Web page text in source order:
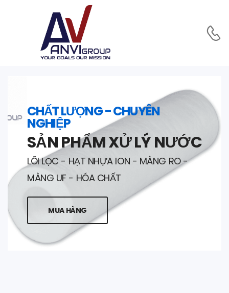
CHẤT LƯỢNG - CHUYÊN
NGHIỆP
SẢN PHẨM XỬ LÝ NƯỚC
LÕI LỌC - HẠT NHỰA ION - MÀNG RO -
MÀNG UF - HÓA CHẤT
MUA HÀNG